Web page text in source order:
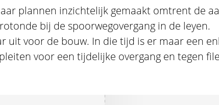
plannen inzichtelijk gemaakt omtrent de
rotonde bij de spoorwegovergang in de leyen.
uit voor de bouw. In die tijd is er maar een
voor een tijdelijke overgang en tegen